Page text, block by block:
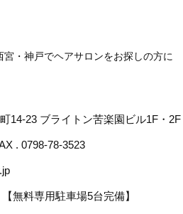
宮・神戸でヘアサロンをお探しの方に
14-23 ブライトン苦楽園ビル1F・2F
. 0798-78-3523
無料専用駐車場5台完備】